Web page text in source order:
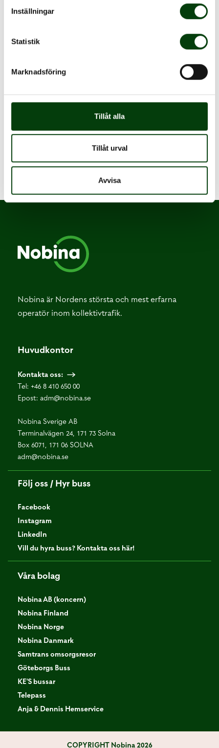
Inställningar
Statistik
Marknadsföring
Tillåt alla
Tillåt urval
Avvisa
Lön
Nobina är Nordens största och mest erfarna
operatör inom kollektivtrafik.
Huvudkontor
Kontakta oss:
Tel: +46 8 410 650 00
Epost: adm@nobina.se
Nobina Sverige AB
Terminalvägen 24, 171 73 Solna
Box 6071, 171 06 SOLNA
adm@nobina.se
Följ oss / Hyr buss
Facebook
Instagram
LinkedIn
Vill du hyra buss? Kontakta oss här!
Våra bolag
Nobina AB (koncern)
Nobina Finland
Nobina Norge
Nobina Danmark
Samtrans omsorgsresor
Göteborgs Buss
KE'S bussar
Telepass
Anja & Dennis Hemservice
COPYRIGHTNobina 2026